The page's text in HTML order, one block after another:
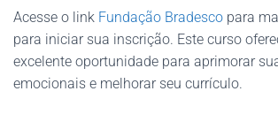
Acesse o link Fundação Bradesco para
para iniciar sua inscrição. Este curso
excelente oportunidade para aprimorar
emocionais e melhorar seu currículo.